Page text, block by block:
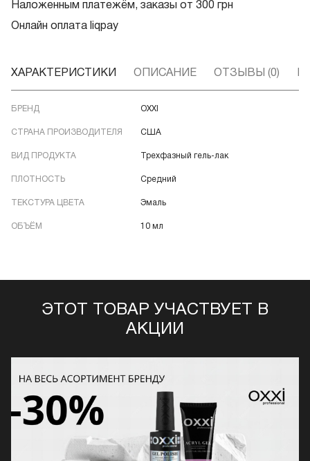
Наложенным платежём, заказы от 300 грн
Онлайн оплата liqpay
ХАРАКТЕРИСТИКИ ОПИСАНИЕ ОТЗЫВЫ (0)
БРЕНД OXXI
СТРАНА ПРОИЗВОДИТЕЛЯ США
ВИД ПРОДУКТА Трехфазный гель-лак
ПЛОТНОСТЬ Средний
ТЕКСТУРА ЦВЕТА Эмаль
ОБЪЁМ 10 мл
ЭТОТ ТОВАР УЧАСТВУЕТ В
АКЦИИ